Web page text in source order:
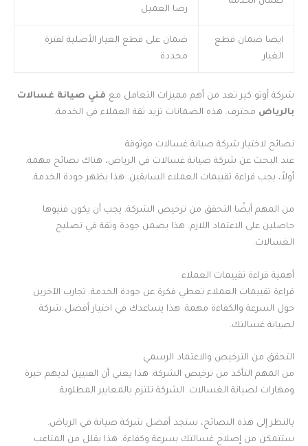
رضا العميل
ايضا ضمان قطع
الغيار
ضمان على قطع الغيار الأصلية لفترة
محددة
شركة أوتو كير تعد من أهم مميزات التعامل مع فني صيانة غسالات
بالرياض محترف. هذه الضمانات تزيد ثقة العملاء في الخدمة.
نصائح لاختيار شركة صيانة غسالات موثوقة
عند البحث عن شركة صيانة غسالات في الرياض، هناك نصائح مهمة.
أولاً، يجب قراءة تقييمات العملاء السابقين. هذا يظهر جودة الخدمة.
من المهم أيضًا التحقق من ترخيص الشركة. يجب أن يكون فنيوها
حاصلين على الاعتماد اللازم. هذا يضمن جودة وثقة في تصليح
الغسالات.
أهمية قراءة تقييمات العملاء
قراءة تقييمات العملاء تعطي فكرة عن جودة الخدمة. تجارب الآخرين
حول السرعة والكفاءة مهمة. هذا يساعدك في اختيار أفضل شركة
لصيانة غسالتك.
التحقق من الترخيص والاعتماد الرسمي
من المهم التأكد من ترخيص الشركة. هذا يعني أن الفنيين لديهم خبرة
ومهارات لصيانة الغسالات. الشركة تلتزم بالمعايير المطلوبة.
بالنظر إلى هذه النصائح، ستجد أفضل شركة صيانة في الرياض.
ستتمكن من إصلاح غسالتك بسرعة وكفاءة. هذا يقلل من المتاعب